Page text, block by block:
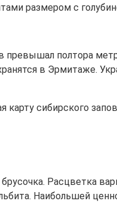
размером с
полтора
в Эрмитаже.
сибирского
Расцветка
Наибольшей